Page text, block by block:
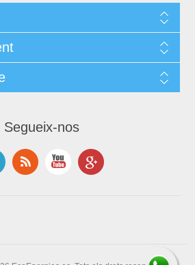
Segueix-nos